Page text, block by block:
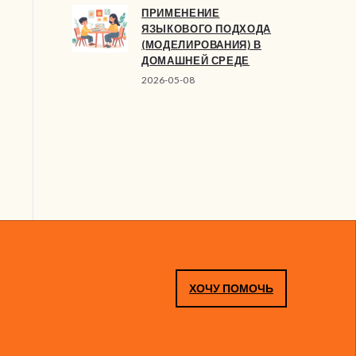
ПРИМЕНЕНИЕ
ЯЗЫКОВОГО ПОДХОДА
(МОДЕЛИРОВАНИЯ) В
ДОМАШНЕЙ СРЕДЕ
2026-05-08
ХОЧУ ПОМОЧЬ